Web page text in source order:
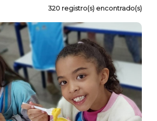
320 registro(s) encontrado(s)